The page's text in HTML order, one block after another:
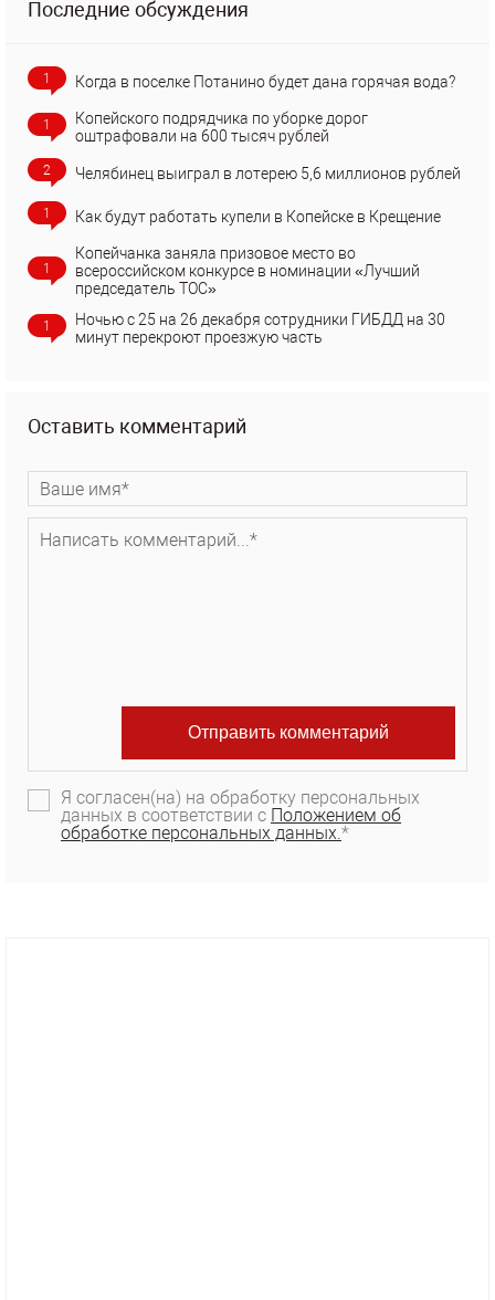
Последние обсуждения
1 Когда в поселке Потанино будет дана горячая вода?
1
Копейского подрядчика по уборке дорог
оштрафовали на 600 тысяч рублей
2 Челябинец выиграл в лотерею 5,6 миллионов рублей
1 Как будут работать купели в Копейске в Крещение
1
Копейчанка заняла призовое место во
всероссийском конкурсе в номинации «Лучший
председатель ТОС»
1
Ночью с 25 на 26 декабря сотрудники ГИБДД на 30
минут перекроют проезжую часть
Оставить комментарий
Я согласен(на) на обработку персональных
данных в соответствии с Положением об
обработке персональных данных.*